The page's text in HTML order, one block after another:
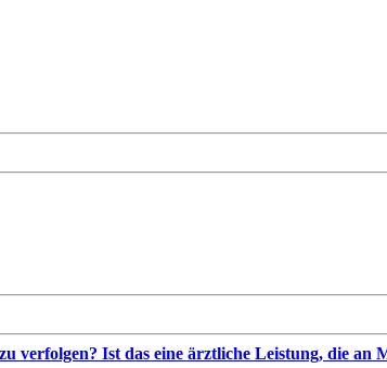
Ist das eine ärztliche Leistung, die an